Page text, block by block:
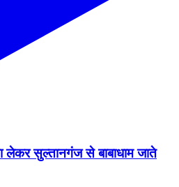
लेकर सुल्तानगंज से बाबाधाम जाते